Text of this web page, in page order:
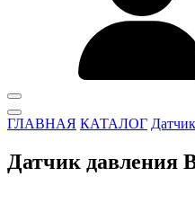
ГЛАВНАЯ КАТАЛОГ
Датчик давления